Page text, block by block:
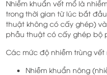
Nhiễm khuẩn vết mổ là
trong thời gian từ lúc bắt
thuật không có cấy ghép)
phẫu thuật có cấy ghép bộ
Các mức độ nhiễm trùng vết
Nhiễm khuẩn nông